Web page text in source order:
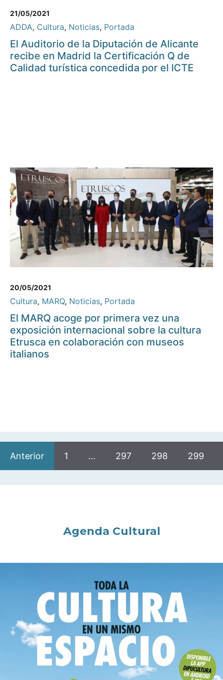
21/05/2021
ADDA, Cultura, Noticias, Portada
El Auditorio de la Diputación de Alicante
recibe en Madrid la Certificación Q de
Calidad turística concedida por el ICTE
20/05/2021
Cultura, MARQ, Noticias, Portada
El MARQ acoge por primera vez una
exposición internacional sobre la cultura
Etrusca en colaboración con museos
italianos
Anterior 1 … 297 298 299
Agenda Cultural